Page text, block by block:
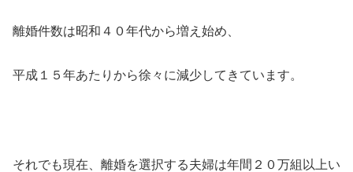
離婚件数は昭和４０年代から増え始め、
平成１５年あたりから徐々に減少してきています。
それでも現在、離婚を選択する夫婦は年間２０万組以上い